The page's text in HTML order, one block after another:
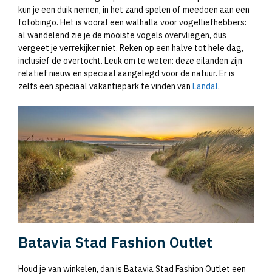
kun je een duik nemen, in het zand spelen of meedoen aan een
fotobingo. Het is vooral een walhalla voor vogelliefhebbers:
al wandelend zie je de mooiste vogels overvliegen, dus
vergeet je verrekijker niet. Reken op een halve tot hele dag,
inclusief de overtocht. Leuk om te weten: deze eilanden zijn
relatief nieuw en speciaal aangelegd voor de natuur. Er is
zelfs een speciaal vakantiepark te vinden van Landal.
Batavia Stad Fashion Outlet
Houd je van winkelen, dan is Batavia Stad Fashion Outlet een